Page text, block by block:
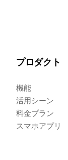
プロダクト
機能
活用シーン
料金プラン
スマホアプリ